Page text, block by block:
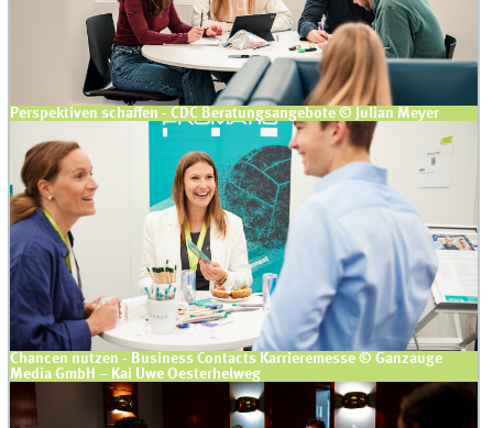
Perspektiven schaffen - CDC Beratungsangebote © Julian Meyer
Chancen nutzen - Business Contacts Karrieremesse © Ganzauge
Media GmbH – Kai Uwe Oesterhelweg